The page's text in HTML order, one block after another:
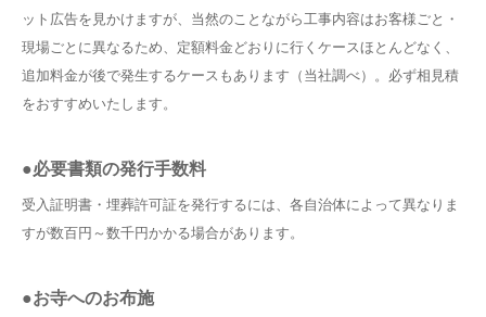
ット広告を見かけますが、当然のことながら工事内容はお客様ごと・
現場ごとに異なるため、定額料金どおりに行くケースほとんどなく、
追加料金が後で発生するケースもあります（当社調べ）。必ず相見積
をおすすめいたします。
●必要書類の発行手数料
受入証明書・埋葬許可証を発行するには、各自治体によって異なりま
すが数百円～数千円かかる場合があります。
●お寺へのお布施